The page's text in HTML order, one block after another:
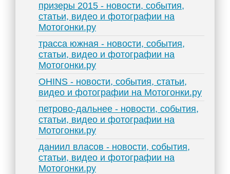
призеры 2015 - новости, события,
статьи, видео и фотографии на
Мотогонки.ру
трасса южная - новости, события,
статьи, видео и фотографии на
Мотогонки.ру
OHINS - новости, события, статьи,
видео и фотографии на Мотогонки.ру
петрово-дальнее - новости, события,
статьи, видео и фотографии на
Мотогонки.ру
даниил власов - новости, события,
статьи, видео и фотографии на
Мотогонки.ру